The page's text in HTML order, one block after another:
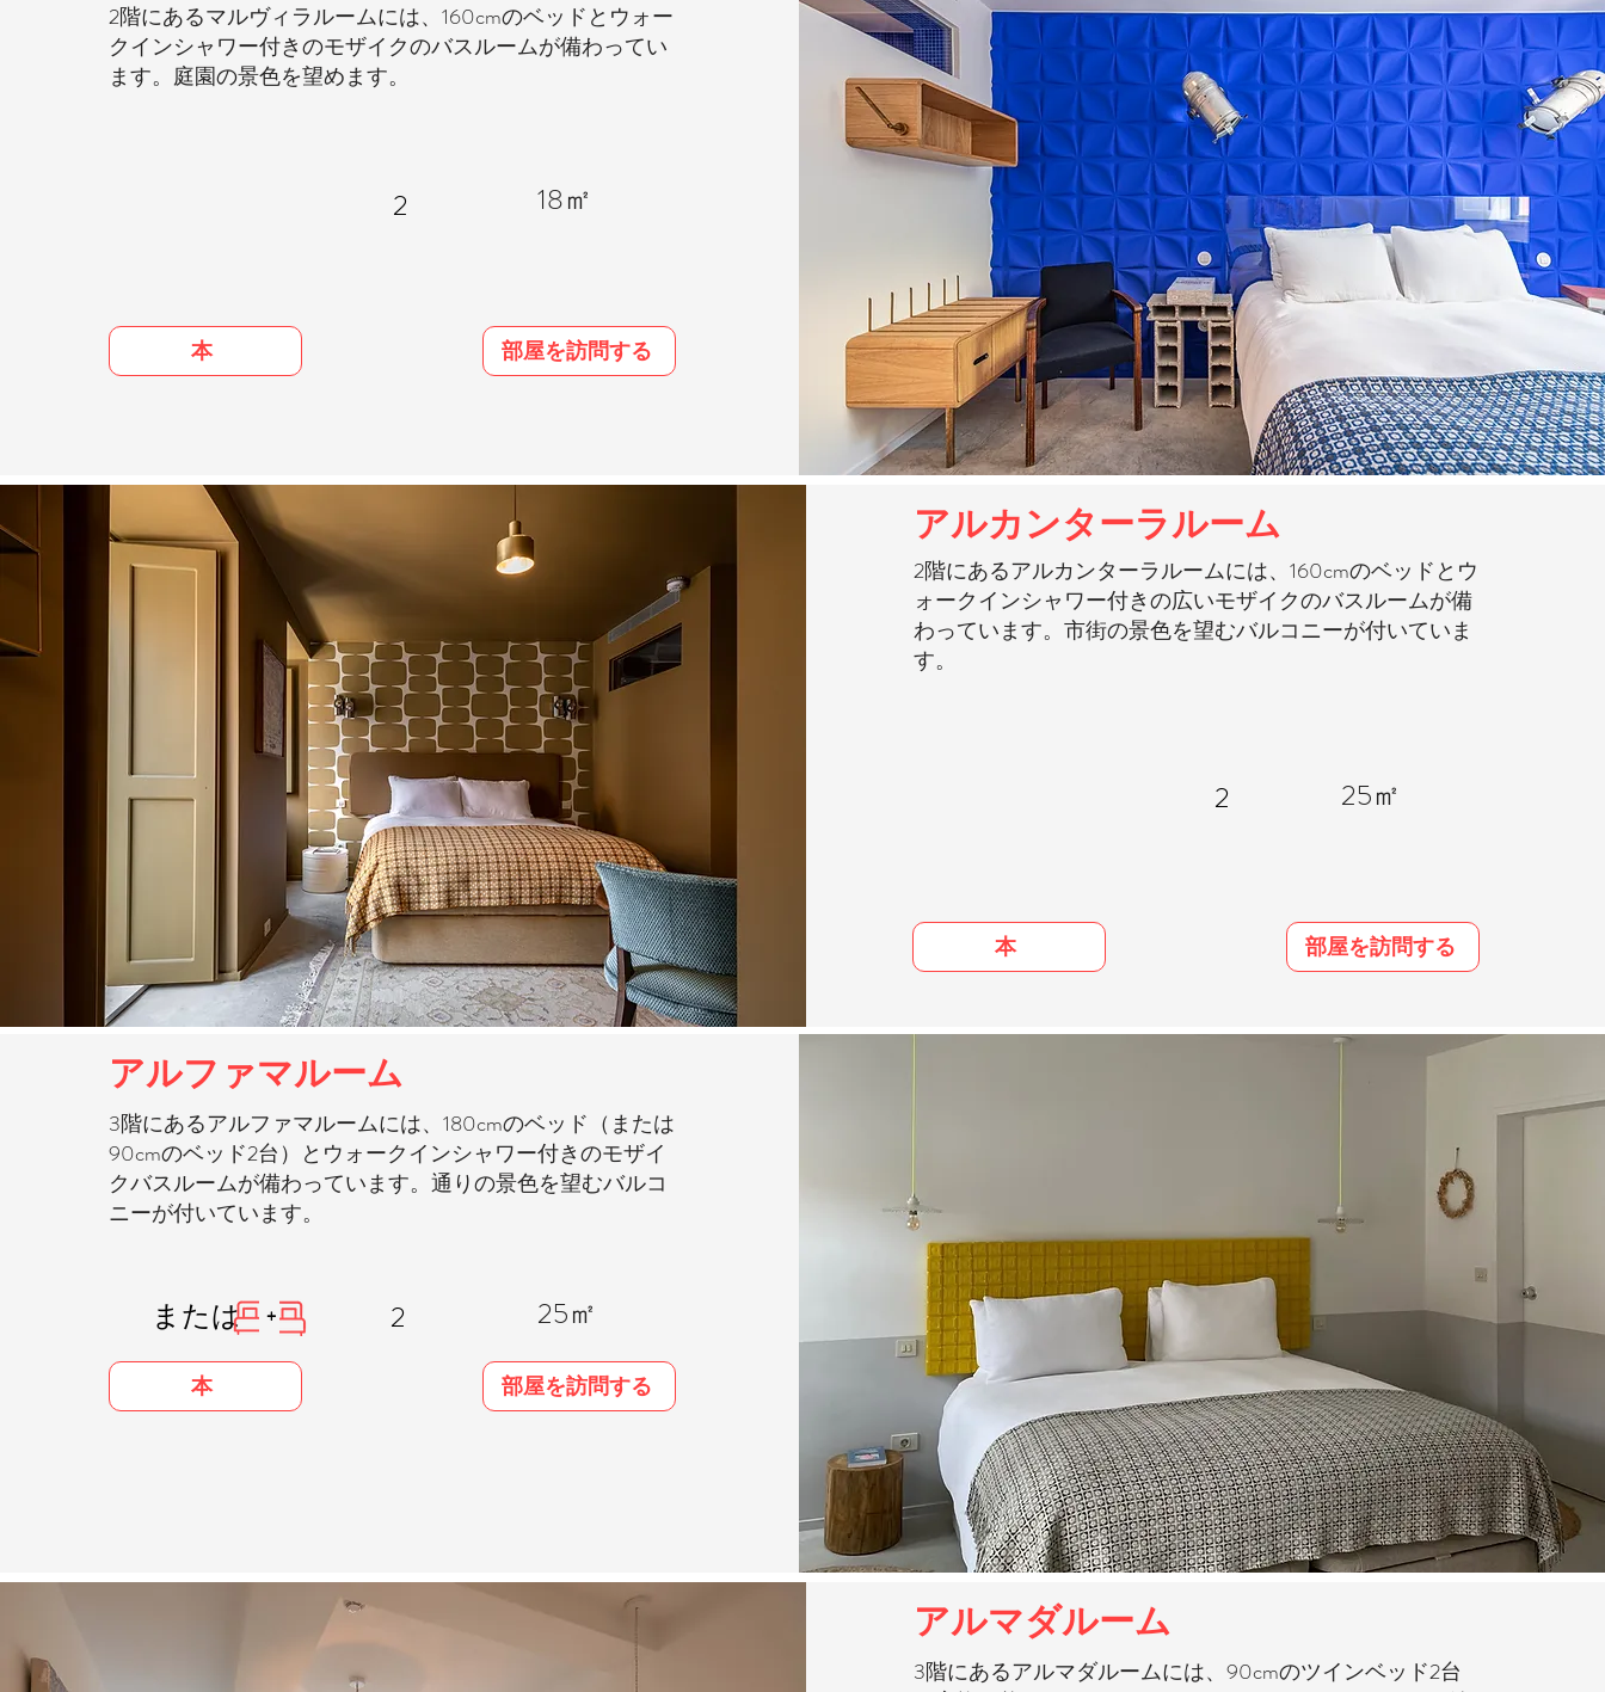
2階にあるマルヴィラルームには、160cmのベッドとウォー
クインシャワー付きのモザイクのバスルームが備わってい
ます。庭園の景色を望めます。
2 18㎡
本 部屋を訪問する
アルカンターラルーム
2階にあるアルカンターラルームには、160cmのベッドとウ
ォークインシャワー付きの広いモザイクのバスルームが備
わっています。市街の景色を望むバルコニーが付いていま
す。
本
2 25㎡
部屋を訪問する
アルファマルーム
3階にあるアルファマルームには、180cmのベッド（または
90cmのベッド2台）とウォークインシャワー付きのモザイ
クバスルームが備わっています。通りの景色を望むバルコ
ニーが付いています。
または + 2
本
25㎡
部屋を訪問する
アルマダルーム
3階にあるアルマダルームには、90cmのツインベッド2台